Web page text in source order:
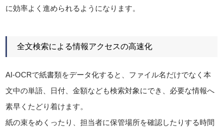
に効率よく進められるようになります。
全文検索による情報アクセスの高速化
AI-OCRで紙書類をデータ化すると、ファイル名だけでなく本
文中の単語、日付、金額なども検索対象にでき、必要な情報へ
素早くたどり着けます。
紙の束をめくったり、担当者に保管場所を確認したりする時間